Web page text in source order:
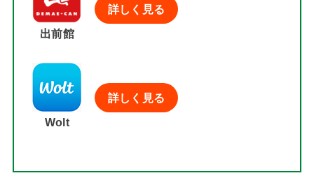
出前館
詳しく見る
Wolt
詳しく見る